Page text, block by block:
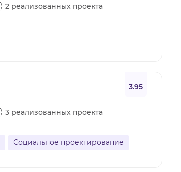
2 реализованных проекта
3.95
3 реализованных проекта
Социальное проектирование